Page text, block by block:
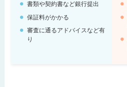
書類や契約書など銀行提出
保証料がかかる
審査に通るアドバイスなど有
り